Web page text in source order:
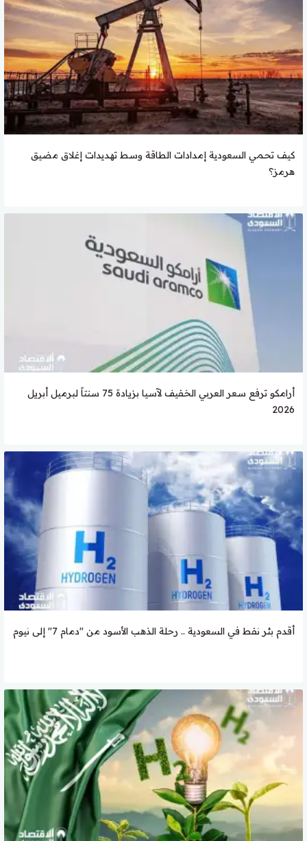
كيف تحمي السعودية إمدادات الطاقة وسط تهديدات إغلاق مضيق
هرمز؟
أرامكو ترفع سعر العربي الخفيف لآسيا بزيادة 75 سنتاً لبرميل أبريل
2026
أقدم بئر نفط في السعودية .. رحلة الذهب الأسود من "دمام 7" إلى نيوم